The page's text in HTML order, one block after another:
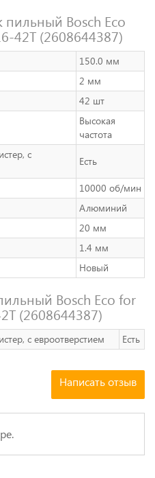
пильный Bosch Eco
42T (2608644387)
150.0 мм
2 мм
42 шт
Высокая
частота
с
Есть
10000 об/мин
Алюминий
20 мм
1.4 мм
Новый
Bosch Eco for
(2608644387)
с евроотверстием Есть
Написать отзыв